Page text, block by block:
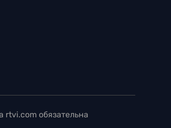
обязательна